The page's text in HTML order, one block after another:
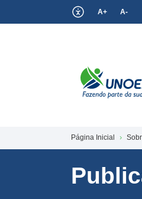
A+ A-
Página Inicial